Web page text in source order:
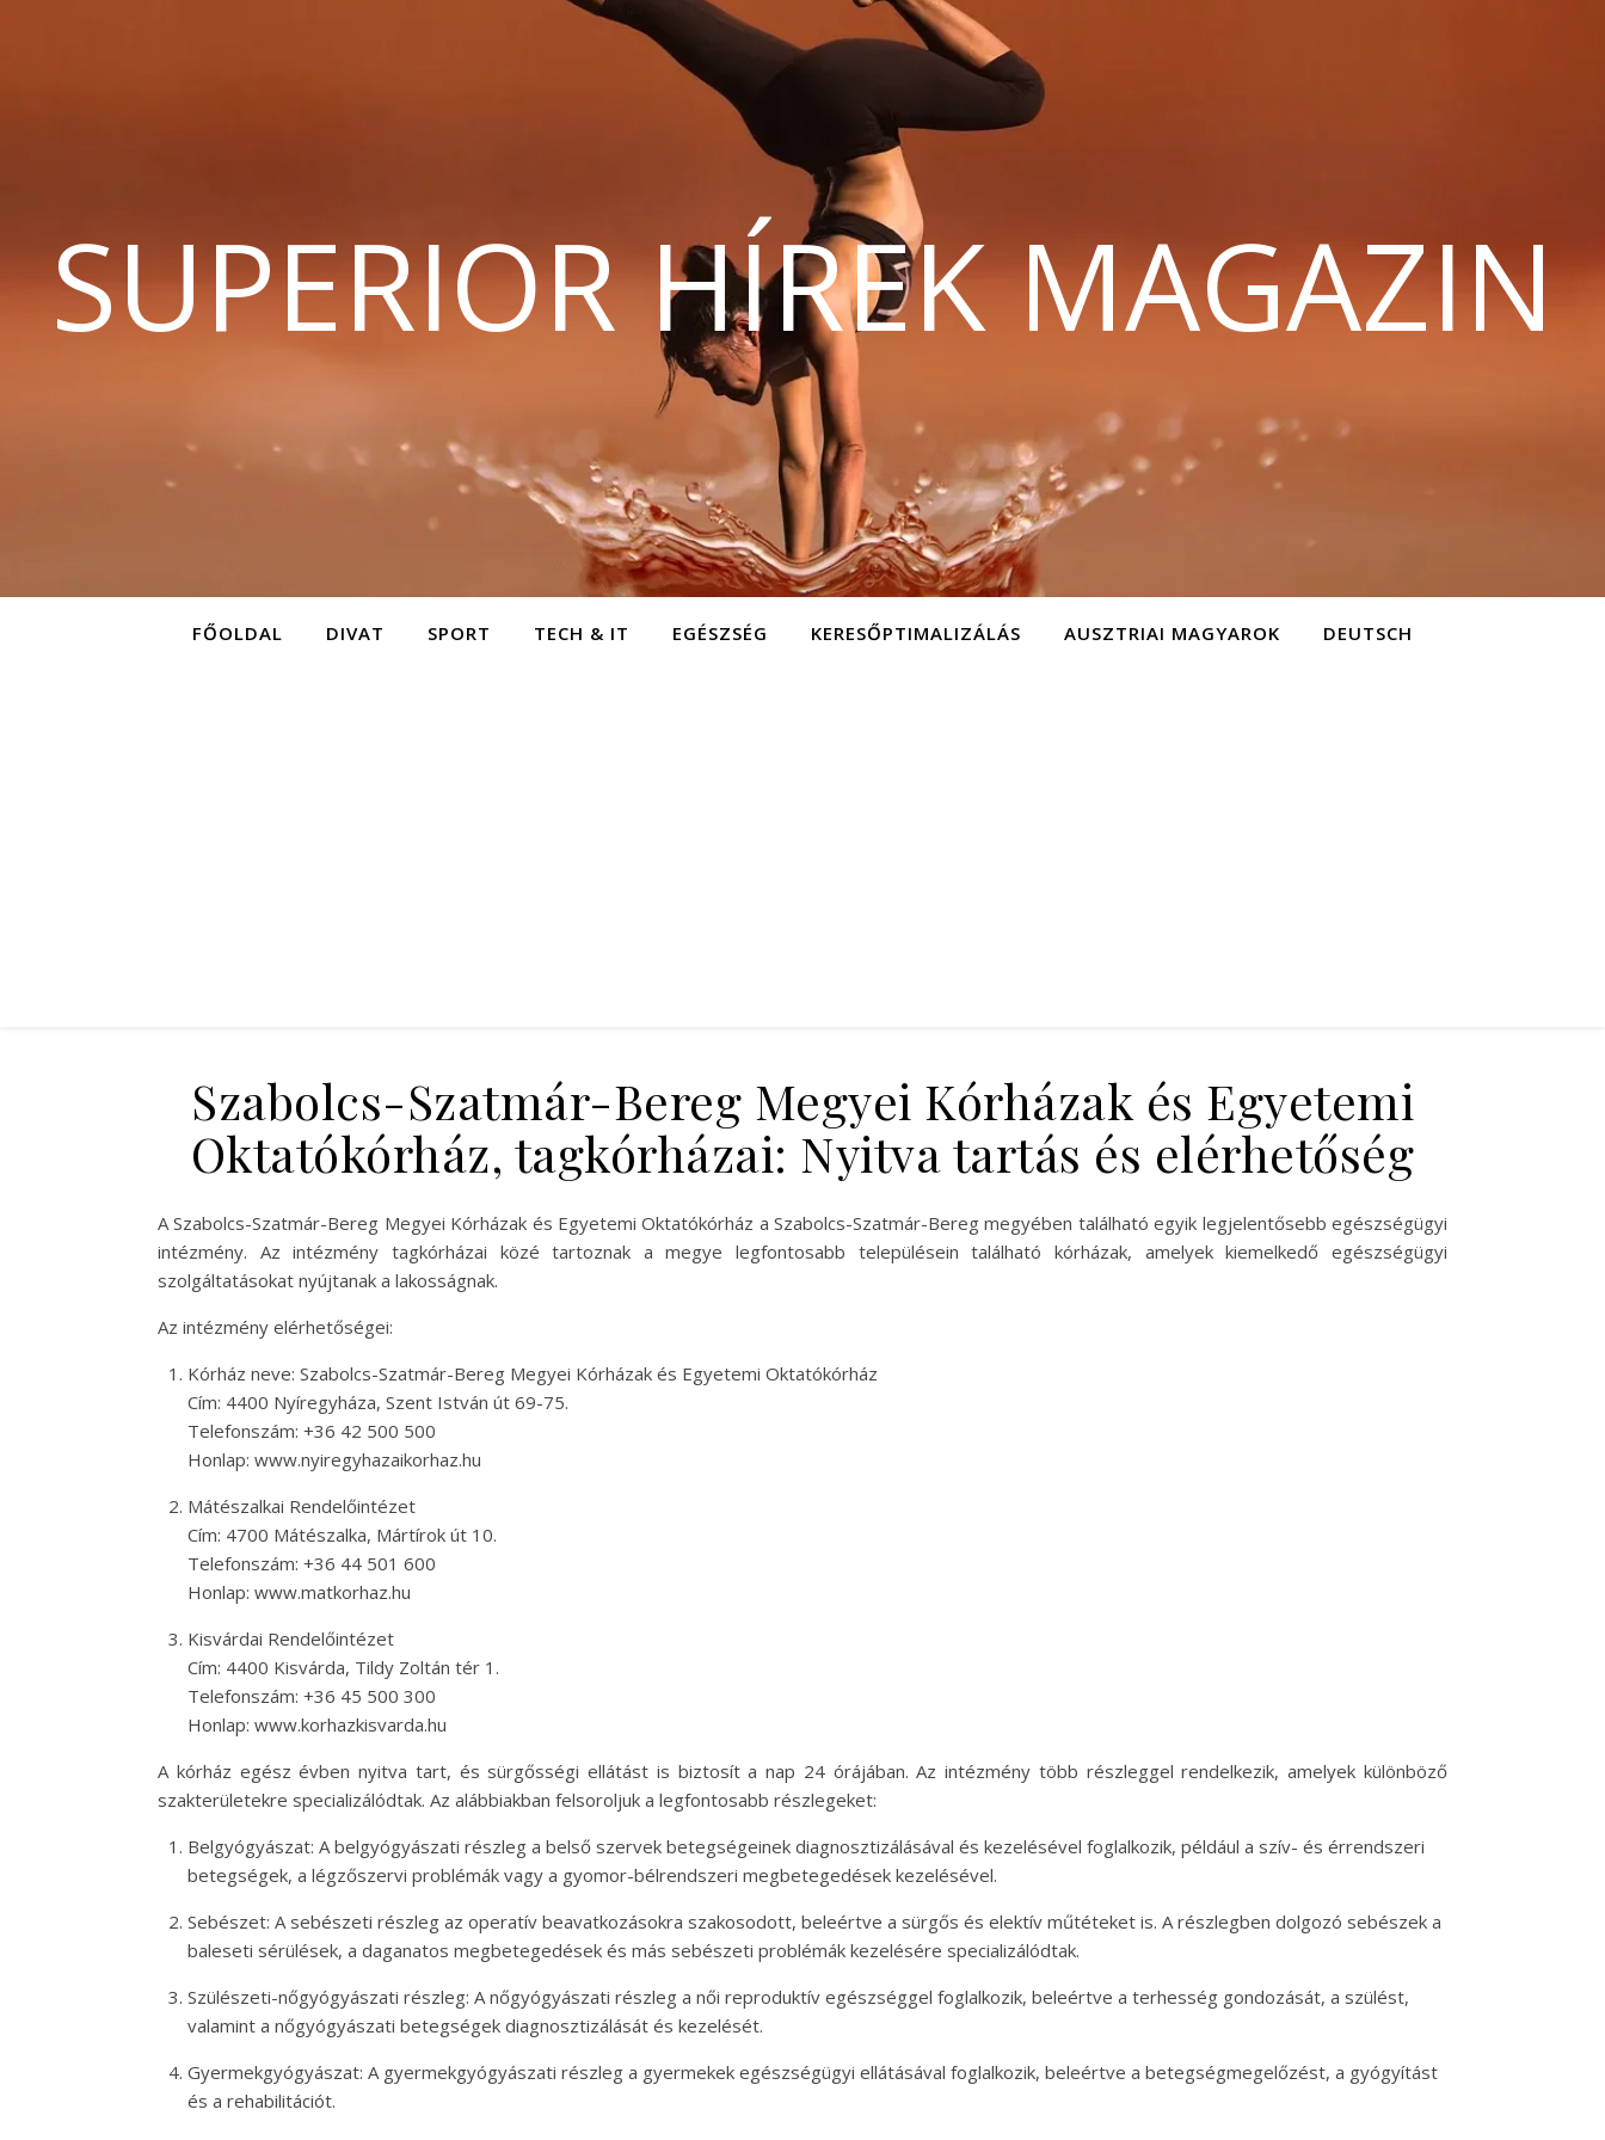
SUPERIOR HÍREK MAGAZIN
FŐOLDAL DIVAT SPORT TECH & IT EGÉSZSÉG KERESŐPTIMALIZÁLÁS AUSZTRIAI MAGYAROK DEUTSCH
Szabolcs-Szatmár-Bereg Megyei Kórházak és Egyetemi
Oktatókórház, tagkórházai: Nyitva tartás és elérhetőség
A Szabolcs-Szatmár-Bereg Megyei Kórházak és Egyetemi Oktatókórház a Szabolcs-Szatmár-Bereg megyében található egyik legjelentősebb egészségügyi
intézmény. Az intézmény tagkórházai közé tartoznak a megye legfontosabb településein található kórházak, amelyek kiemelkedő egészségügyi
szolgáltatásokat nyújtanak a lakosságnak.
Az intézmény elérhetőségei:
Kórház neve: Szabolcs-Szatmár-Bereg Megyei Kórházak és Egyetemi Oktatókórház
Cím: 4400 Nyíregyháza, Szent István út 69-75.
Telefonszám: +36 42 500 500
Honlap: www.nyiregyhazaikorhaz.hu
Mátészalkai Rendelőintézet
Cím: 4700 Mátészalka, Mártírok út 10.
Telefonszám: +36 44 501 600
Honlap: www.matkorhaz.hu
Kisvárdai Rendelőintézet
Cím: 4400 Kisvárda, Tildy Zoltán tér 1.
Telefonszám: +36 45 500 300
Honlap: www.korhazkisvarda.hu
A kórház egész évben nyitva tart, és sürgősségi ellátást is biztosít a nap 24 órájában. Az intézmény több részleggel rendelkezik, amelyek különböző
szakterületekre specializálódtak. Az alábbiakban felsoroljuk a legfontosabb részlegeket:
Belgyógyászat: A belgyógyászati részleg a belső szervek betegségeinek diagnosztizálásával és kezelésével foglalkozik, például a szív- és érrendszeri
betegségek, a légzőszervi problémák vagy a gyomor-bélrendszeri megbetegedések kezelésével.
Sebészet: A sebészeti részleg az operatív beavatkozásokra szakosodott, beleértve a sürgős és elektív műtéteket is. A részlegben dolgozó sebészek a
baleseti sérülések, a daganatos megbetegedések és más sebészeti problémák kezelésére specializálódtak.
Szülészeti-nőgyógyászati részleg: A nőgyógyászati részleg a női reproduktív egészséggel foglalkozik, beleértve a terhesség gondozását, a szülést,
valamint a nőgyógyászati betegségek diagnosztizálását és kezelését.
Gyermekgyógyászat: A gyermekgyógyászati részleg a gyermekek egészségügyi ellátásával foglalkozik, beleértve a betegségmegelőzést, a gyógyítást
és a rehabilitációt.